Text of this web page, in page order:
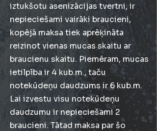
iztukšotu asenizācijas tvertni, ir
nepieciešami vairāki braucieni,
kopējā maksa tiek aprēķināta
reizinot vienas mucas skaitu ar
braucienu skaitu. Piemēram, mucas
ietilpība ir 4 kub.m., taču
notekūdeņu daudzums ir 6 kub.m.
Lai izvestu visu notekūdeņu
daudzumu ir nepieciešami 2
braucieni. Tātad maksa par šo